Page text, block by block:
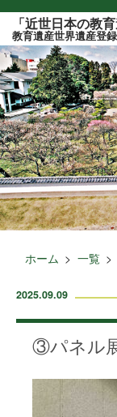
このページの本
「近世日本の教
教育遺産世界遺産登
ホーム 一覧
2025.09.09
③パネル